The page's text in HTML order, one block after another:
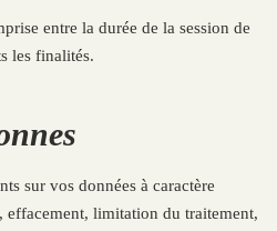
entre la durée de la session de
les finalités.
sur vos données à caractère
effacement, limitation du traitement,